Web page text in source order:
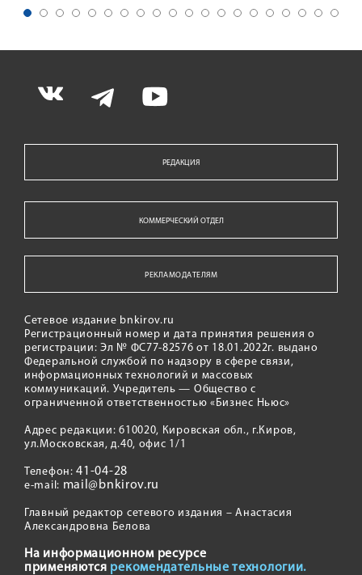
РЕДАКЦИЯ
КОММЕРЧЕСКИЙ ОТДЕЛ
РЕКЛАМОДАТЕЛЯМ
Сетевое издание bnkirov.ru
Регистрационный номер и дата принятия решения о
регистрации: Эл № ФС77-82576 от 18.01.2022г. выдано
Федеральной службой по надзору в сфере связи,
информационных технологий и массовых
коммуникаций. Учредитель — Общество с
ограниченной ответственностью «Бизнес Ньюс»
Адрес редакции: 610020, Кировская обл., г.Киров,
ул.Московская, д.40, офис 1/1
Телефон:41-04-28
e-mail: mail@bnkirov.ru
Главный редактор сетевого издания – Анастасия
Александровна Белова
На информационном ресурсе
применяются рекомендательные технологии.